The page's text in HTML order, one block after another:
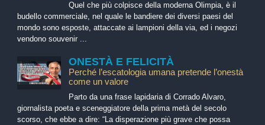
Quel che più colpisce della moderna Olimpia, è il
budello commerciale, nel quale le bandiere dei diversi paesi del
mondo sono esposte, attaccate ai lampioni della via, ed i negozi
vendono souvenir ...
ONESTÀ E FELICITÀ
Perché l’escatologia umana pretende l’onestà
come un valore
Parto da una frase lapidaria di Corrado Alvaro,
giornalista poeta e sceneggiatore della prima metà del secolo
scorso, che ebbe a dire: “La disperazione più grave che possa